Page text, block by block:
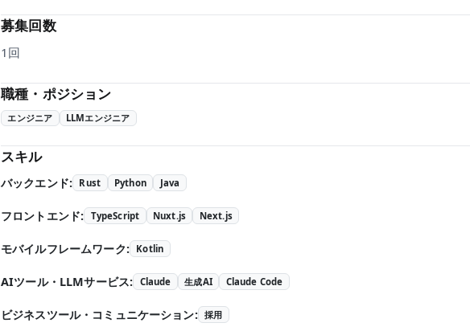
募集回数
1回
職種・ポジション
エンジニア LLMエンジニア
スキル
バックエンド: Rust Python Java
フロントエンド: TypeScript Nuxt.js Next.js
モバイルフレームワーク: Kotlin
AIツール・LLMサービス: Claude 生成AI Claude Code
ビジネスツール・コミュニケーション: 採用